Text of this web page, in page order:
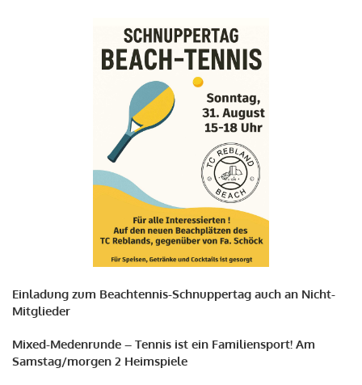
Einladung zum Beachtennis-Schnuppertag auch an Nicht-
Mitglieder
Mixed-Medenrunde – Tennis ist ein Familiensport! Am
Samstag/morgen 2 Heimspiele